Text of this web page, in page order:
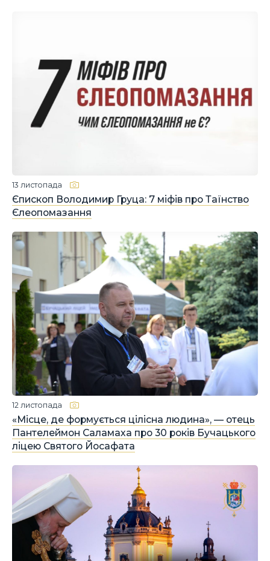
Єпископ Володимир Груца: 7 міфів про Таїнство
Єлеопомазання
13 листопада
«Місце, де формується цілісна людина», — отець
Пантелеймон Саламаха про 30 років Бучацького
ліцею Святого Йосафата
12 листопада